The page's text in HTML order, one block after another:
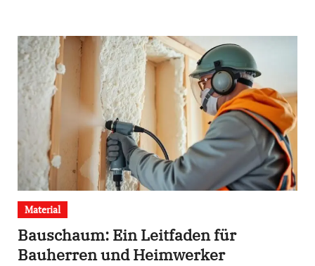
Material
Bauschaum: Ein Leitfaden für
Bauherren und Heimwerker